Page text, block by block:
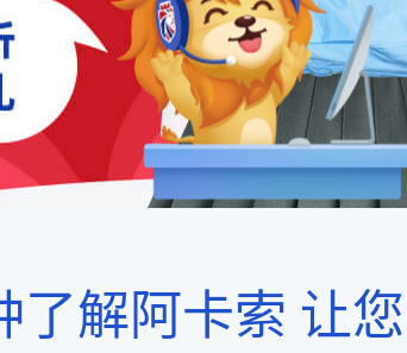
了解阿卡索 让您